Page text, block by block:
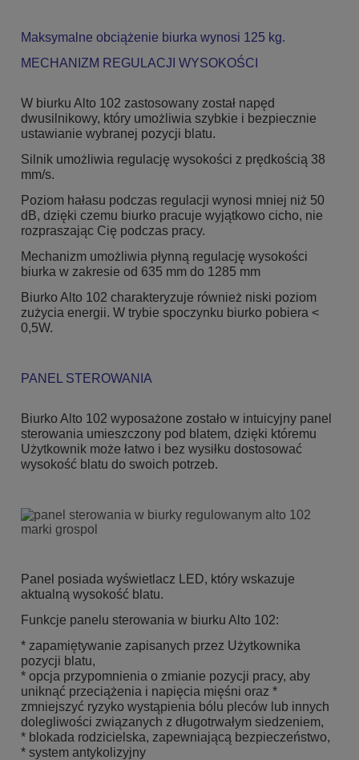
Maksymalne obciążenie biurka wynosi 125 kg.
MECHANIZM REGULACJI WYSOKOŚCI
W biurku Alto 102 zastosowany został napęd
dwusilnikowy, który umożliwia szybkie i bezpiecznie
ustawianie wybranej pozycji blatu.
Silnik umożliwia regulację wysokości z prędkością 38
mm/s.
Poziom hałasu podczas regulacji wynosi mniej niż 50
dB, dzięki czemu biurko pracuje wyjątkowo cicho, nie
rozpraszając Cię podczas pracy.
Mechanizm umożliwia płynną regulację wysokości
biurka w zakresie od 635 mm do 1285 mm
Biurko Alto 102 charakteryzuje również niski poziom
zużycia energii. W trybie spoczynku biurko pobiera <
0,5W.
PANEL STEROWANIA
Biurko Alto 102 wyposażone zostało w intuicyjny panel
sterowania umieszczony pod blatem, dzięki któremu
Użytkownik może łatwo i bez wysiłku dostosować
wysokość blatu do swoich potrzeb.
Panel posiada wyświetlacz LED, który wskazuje
aktualną wysokość blatu.
Funkcje panelu sterowania w biurku Alto 102:
* zapamiętywanie zapisanych przez Użytkownika
pozycji blatu,
* opcja przypomnienia o zmianie pozycji pracy, aby
uniknąć przeciążenia i napięcia mięśni oraz *
zmniejszyć ryzyko wystąpienia bólu pleców lub innych
dolegliwości związanych z długotrwałym siedzeniem,
* blokada rodzicielska, zapewniającą bezpieczeństwo,
* system antykolizyjny